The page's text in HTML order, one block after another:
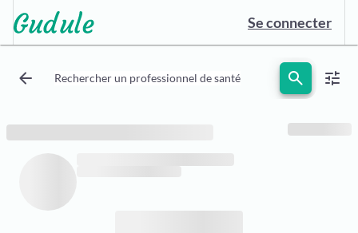
Se connecter
arrow_back Rechercher un professionnel de santé search tune